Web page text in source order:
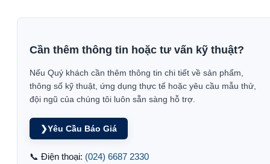
Cần thêm thông tin hoặc tư vấn kỹ thuật?
Nếu Quý khách cần thêm thông tin chi tiết về sản phẩm,
thông số kỹ thuật, ứng dụng thực tế hoặc yêu cầu mẫu thử,
đội ngũ của chúng tôi luôn sẵn sàng hỗ trợ.
❯Yêu Cầu Báo Giá
📞 Điện thoại: (024) 6687 2330